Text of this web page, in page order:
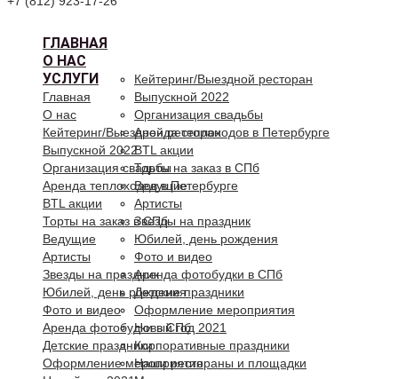
ГЛАВНАЯ
О НАС
УСЛУГИ
Кейтеринг/Выездной ресторан
Выпускной 2022
Организация свадьбы
Аренда теплоходов в Петербурге
BTL акции
Торты на заказ в СПб
Ведущие
Артисты
Звезды на праздник
Юбилей, день рождения
Фото и видео
Аренда фотобудки в СПб
Детские праздники
Оформление мероприятия
Новый год 2021
Корпоративные праздники
Наши рестораны и площадки
Главная
О нас
Кейтеринг/Выездной ресторан
Выпускной 2022
Организация свадьбы
Аренда теплоходов в Петербурге
BTL акции
Торты на заказ в СПб
Ведущие
Артисты
Звезды на праздник
Юбилей, день рождения
Фото и видео
Аренда фотобудки в СПб
Детские праздники
Оформление мероприятия